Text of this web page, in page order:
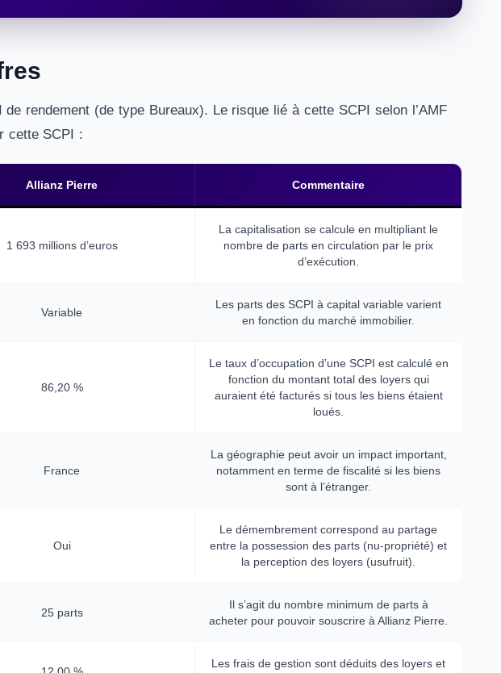
rendement (de type Bureaux). Le risque lié à cette SCPI selon l’AMF
cette SCPI :
Allianz Pierre Commentaire
1 693 millions d’euros
La capitalisation se calcule en multipliant le
nombre de parts en circulation par le prix
d’exécution.
Variable
Les parts des SCPI à capital variable varient
en fonction du marché immobilier.
86,20 %
Le taux d’occupation d’une SCPI est calculé en
fonction du montant total des loyers qui
auraient été facturés si tous les biens étaient
loués.
France
La géographie peut avoir un impact important,
notamment en terme de fiscalité si les biens
sont à l’étranger.
Oui
Le démembrement correspond au partage
entre la possession des parts (nu-propriété) et
la perception des loyers (usufruit).
25 parts
Il s’agit du nombre minimum de parts à
acheter pour pouvoir souscrire à Allianz Pierre.
Les frais de gestion sont déduits des loyers et